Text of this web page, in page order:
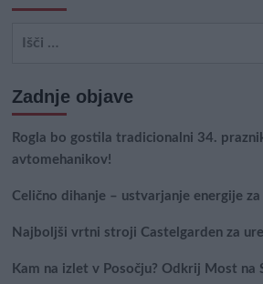
Zadnje objave
Rogla bo gostila tradicionalni 34.
avtomehanikov!
Celično dihanje – ustvarjanje energije
Najboljši vrtni stroji Castelgarden za
Kam na izlet v Posočju? Odkrij Most na